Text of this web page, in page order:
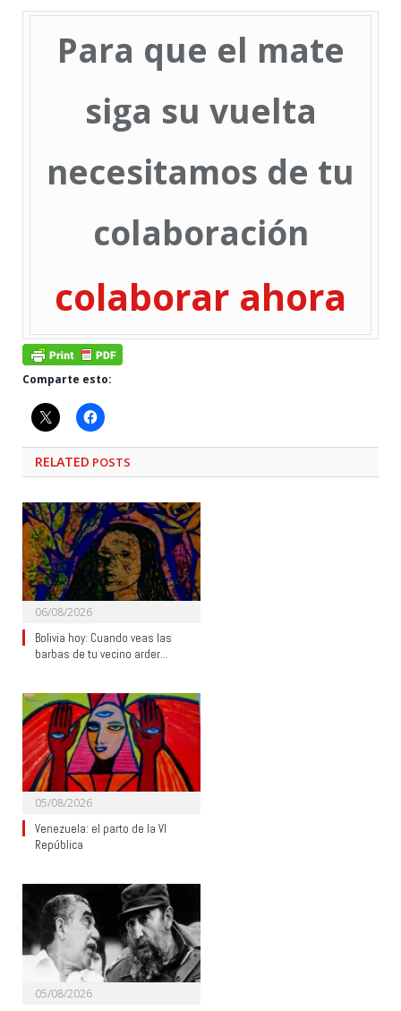
Para que el mate
siga su vuelta
necesitamos de tu
colaboración
colaborar ahora
Comparte esto:
RELATED POSTS
06/08/2026
Bolivia hoy: Cuando veas las
barbas de tu vecino arder…
05/08/2026
Venezuela: el parto de la VI
República
05/08/2026